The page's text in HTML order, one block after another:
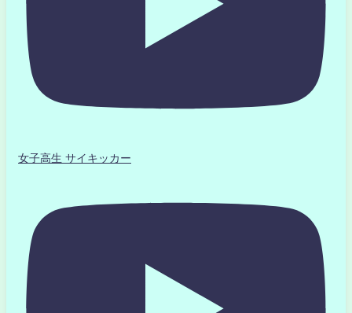
女子高生 サイキッカー